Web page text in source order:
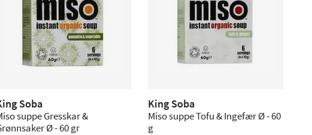
Soba
suppe Gresskar &
Ø - 60 gr
King Soba
Miso suppe Tofu & Ingefær Ø - 60
g